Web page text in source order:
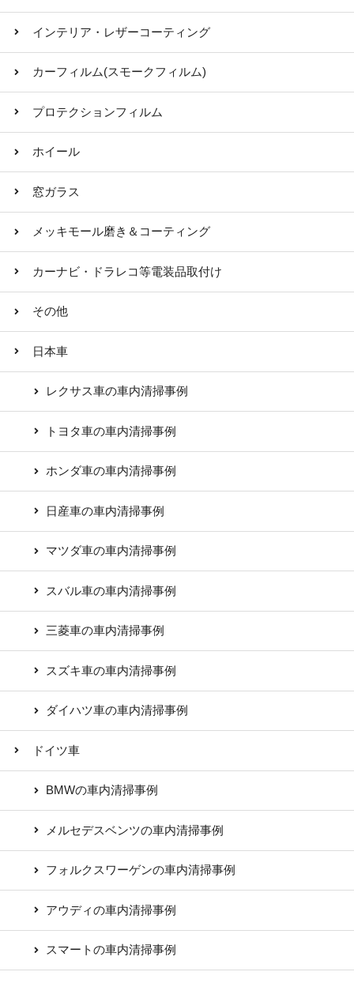
インテリア・レザーコーティング
カーフィルム(スモークフィルム)
プロテクションフィルム
ホイール
窓ガラス
メッキモール磨き＆コーティング
カーナビ・ドラレコ等電装品取付け
その他
日本車
レクサス車の車内清掃事例
トヨタ車の車内清掃事例
ホンダ車の車内清掃事例
日産車の車内清掃事例
マツダ車の車内清掃事例
スバル車の車内清掃事例
三菱車の車内清掃事例
スズキ車の車内清掃事例
ダイハツ車の車内清掃事例
ドイツ車
BMWの車内清掃事例
メルセデスベンツの車内清掃事例
フォルクスワーゲンの車内清掃事例
アウディの車内清掃事例
スマートの車内清掃事例